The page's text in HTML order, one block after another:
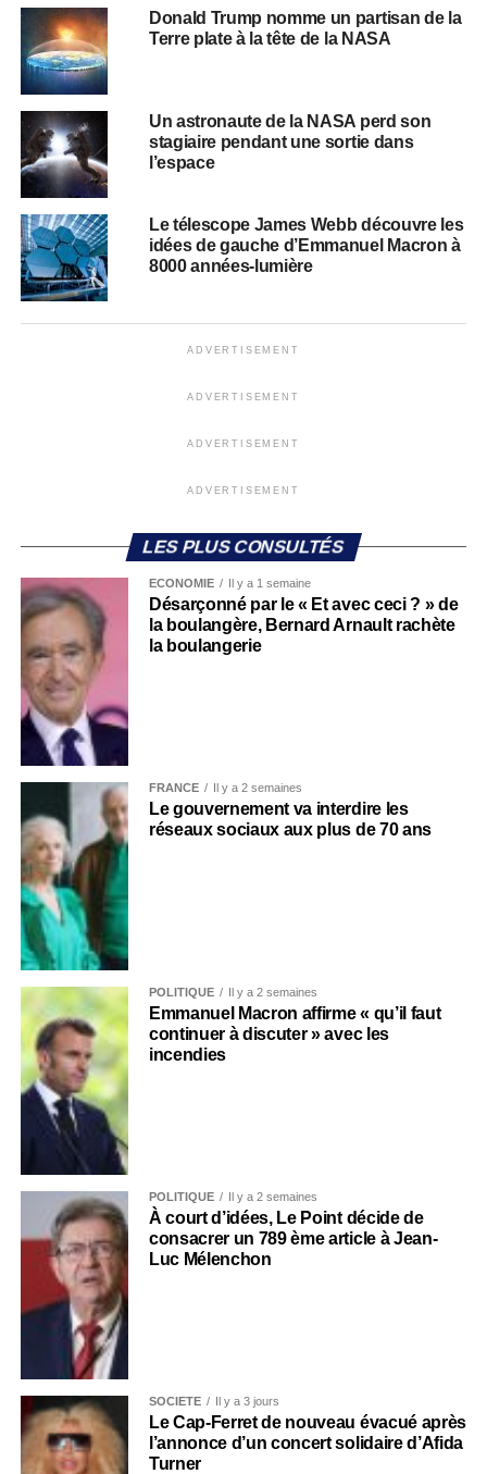
Donald Trump nomme un partisan de la
Terre plate à la tête de la NASA
Un astronaute de la NASA perd son
stagiaire pendant une sortie dans
l’espace
Le télescope James Webb découvre les
idées de gauche d’Emmanuel Macron à
8000 années-lumière
ADVERTISEMENT
ADVERTISEMENT
ADVERTISEMENT
ADVERTISEMENT
LES PLUS CONSULTÉS
ECONOMIE Il y a 1 semaine
Désarçonné par le « Et avec ceci ? » de
la boulangère, Bernard Arnault rachète
la boulangerie
FRANCE Il y a 2 semaines
Le gouvernement va interdire les
réseaux sociaux aux plus de 70 ans
POLITIQUE Il y a 2 semaines
Emmanuel Macron affirme « qu’il faut
continuer à discuter » avec les
incendies
POLITIQUE Il y a 2 semaines
À court d’idées, Le Point décide de
consacrer un 789 ème article à Jean-
Luc Mélenchon
SOCIÉTÉ Il y a 3 jours
Le Cap-Ferret de nouveau évacué après
l’annonce d’un concert solidaire d’Afida
Turner